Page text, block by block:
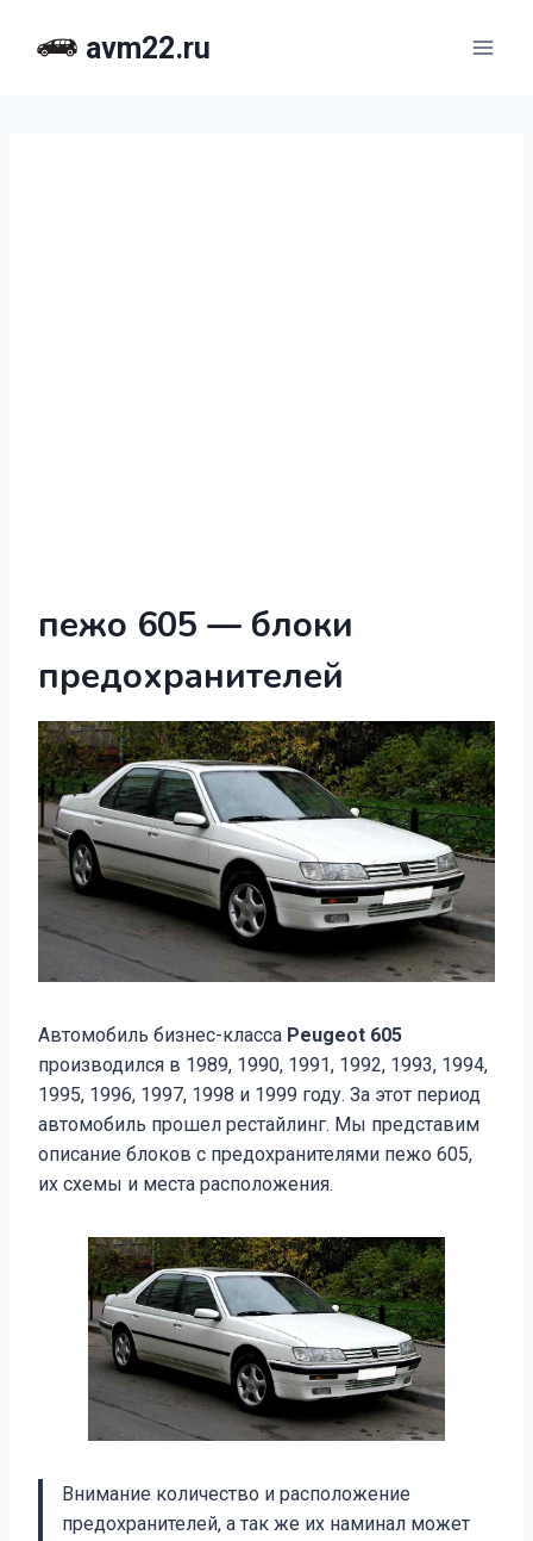
avm22.ru
пежо 605 — блоки
предохранителей
Автомобиль бизнес-класса Peugeot 605
производился в 1989, 1990, 1991, 1992, 1993, 1994,
1995, 1996, 1997, 1998 и 1999 году. За этот период
автомобиль прошел рестайлинг. Мы представим
описание блоков с предохранителями пежо 605,
их схемы и места расположения.
Внимание количество и расположение
предохранителей, а так же их наминал может